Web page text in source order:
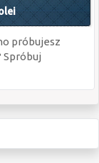
próbujesz
Spróbuj